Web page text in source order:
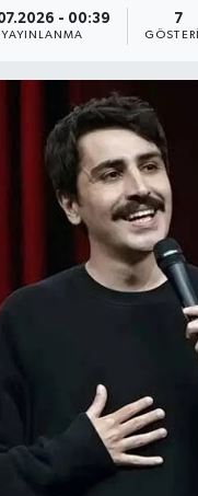
- 00:39
YAYINLANMA
7